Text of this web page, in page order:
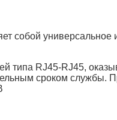
собой
типа RJ45-RJ45,
сроком